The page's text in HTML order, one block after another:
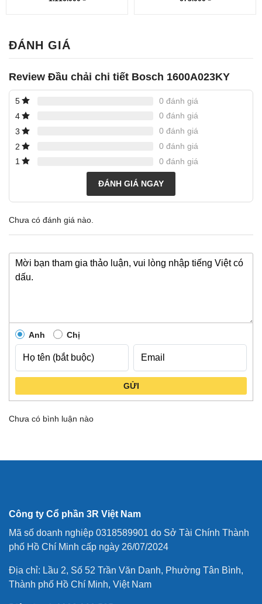
ĐÁNH GIÁ
Review Đầu chải chi tiết Bosch 1600A023KY
5
0 đánh giá
4
0 đánh giá
3
0 đánh giá
2
0 đánh giá
1
0 đánh giá
ĐÁNH GIÁ NGAY
Chưa có đánh giá nào.
Anh Chị
GỬI
Chưa có bình luận nào
Công ty Cổ phần 3R Việt Nam
Mã số doanh nghiệp 0318589901 do Sở Tài Chính Thành
phố Hồ Chí Minh cấp ngày 26/07/2024
Địa chỉ: Lầu 2, Số 52 Trần Văn Danh, Phường Tân Bình,
Thành phố Hồ Chí Minh, Việt Nam